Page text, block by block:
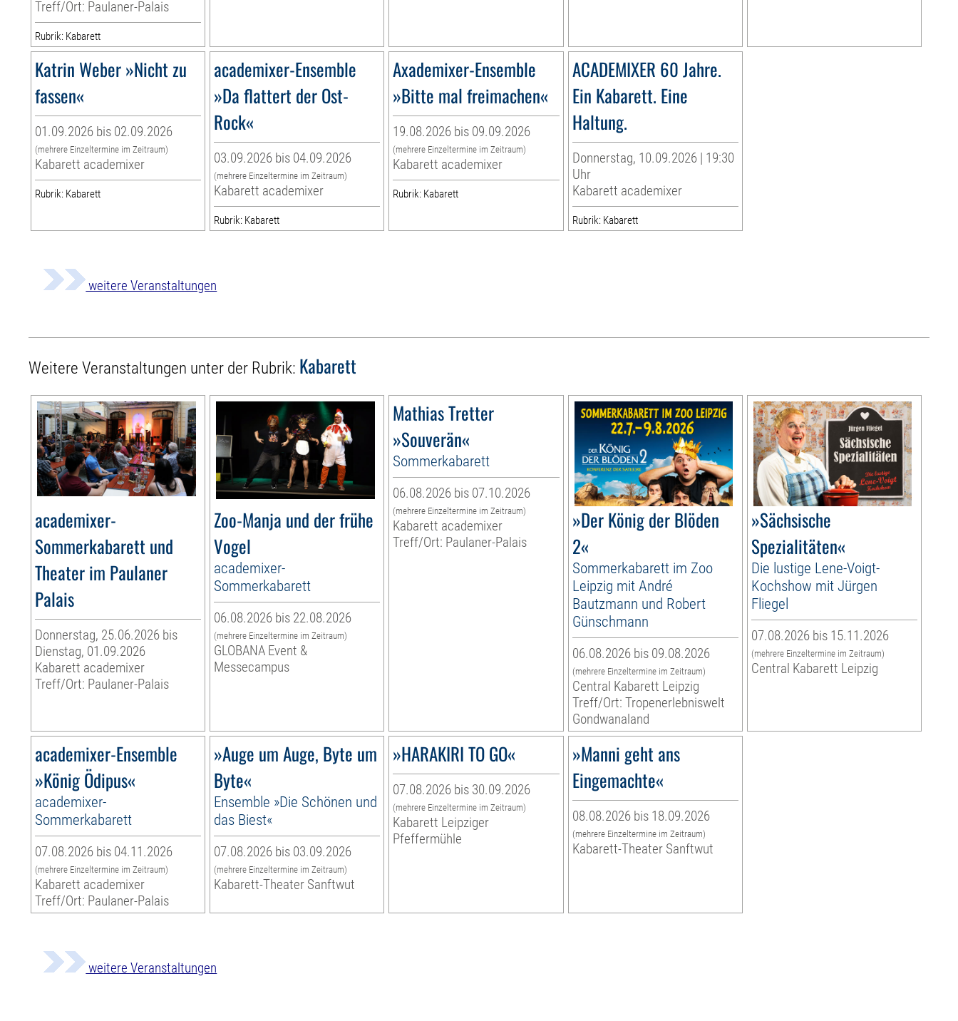
Treff/Ort: Paulaner-Palais
Rubrik: Kabarett
Katrin Weber »Nicht zu
fassen«
01.09.2026 bis 02.09.2026
(mehrere Einzeltermine im Zeitraum)
Kabarett academixer
Rubrik: Kabarett
academixer-Ensemble
»Da flattert der Ost-
Rock«
03.09.2026 bis 04.09.2026
(mehrere Einzeltermine im Zeitraum)
Kabarett academixer
Rubrik: Kabarett
Axademixer-Ensemble
»Bitte mal freimachen«
19.08.2026 bis 09.09.2026
(mehrere Einzeltermine im Zeitraum)
Kabarett academixer
Rubrik: Kabarett
ACADEMIXER 60 Jahre.
Ein Kabarett. Eine
Haltung.
Donnerstag, 10.09.2026 | 19:30
Uhr
Kabarett academixer
Rubrik: Kabarett
weitere Veranstaltungen
Weitere Veranstaltungen unter der Rubrik: Kabarett
academixer-
Sommerkabarett und
Theater im Paulaner
Palais
Donnerstag, 25.06.2026 bis
Dienstag, 01.09.2026
Kabarett academixer
Treff/Ort: Paulaner-Palais
Zoo-Manja und der frühe
Vogel
academixer-
Sommerkabarett
06.08.2026 bis 22.08.2026
(mehrere Einzeltermine im Zeitraum)
GLOBANA Event &
Messecampus
Mathias Tretter
»Souverän«
Sommerkabarett
06.08.2026 bis 07.10.2026
(mehrere Einzeltermine im Zeitraum)
Kabarett academixer
Treff/Ort: Paulaner-Palais
»Der König der Blöden
2«
Sommerkabarett im Zoo
Leipzig mit André
Bautzmann und Robert
Günschmann
06.08.2026 bis 09.08.2026
(mehrere Einzeltermine im Zeitraum)
Central Kabarett Leipzig
Treff/Ort: Tropenerlebniswelt
Gondwanaland
»Sächsische
Spezialitäten«
Die lustige Lene-Voigt-
Kochshow mit Jürgen
Fliegel
07.08.2026 bis 15.11.2026
(mehrere Einzeltermine im Zeitraum)
Central Kabarett Leipzig
academixer-Ensemble
»König Ödipus«
academixer-
Sommerkabarett
07.08.2026 bis 04.11.2026
(mehrere Einzeltermine im Zeitraum)
Kabarett academixer
Treff/Ort: Paulaner-Palais
»Auge um Auge, Byte um
Byte«
Ensemble »Die Schönen und
das Biest«
07.08.2026 bis 03.09.2026
(mehrere Einzeltermine im Zeitraum)
Kabarett-Theater Sanftwut
»HARAKIRI TO GO«
07.08.2026 bis 30.09.2026
(mehrere Einzeltermine im Zeitraum)
Kabarett Leipziger
Pfeffermühle
»Manni geht ans
Eingemachte«
08.08.2026 bis 18.09.2026
(mehrere Einzeltermine im Zeitraum)
Kabarett-Theater Sanftwut
weitere Veranstaltungen